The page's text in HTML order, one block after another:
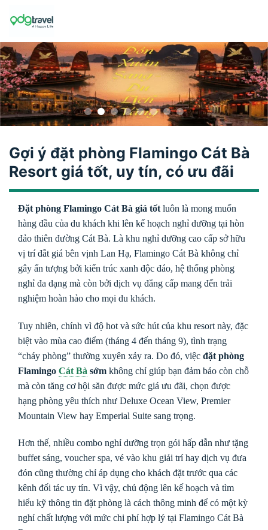
Gợi ý đặt phòng Flamingo Cát Bà
Resort giá tốt, uy tín, có ưu đãi
Đặt phòng Flamingo Cát Bà giá tốt luôn là mong muốn
hàng đầu của du khách khi lên kế hoạch nghỉ dưỡng tại hòn
đảo thiên đường Cát Bà. Là khu nghỉ dưỡng cao cấp sở hữu
vị trí đắt giá bên vịnh Lan Hạ, Flamingo Cát Bà không chỉ
gây ấn tượng bởi kiến trúc xanh độc đáo, hệ thống phòng
nghỉ đa dạng mà còn bởi dịch vụ đẳng cấp mang đến trải
nghiệm hoàn hảo cho mọi du khách.
Tuy nhiên, chính vì độ hot và sức hút của khu resort này, đặc
biệt vào mùa cao điểm (tháng 4 đến tháng 9), tình trạng
“cháy phòng” thường xuyên xảy ra. Do đó, việc đặt phòng
Flamingo Cát Bà sớm không chỉ giúp bạn đảm bảo còn chỗ
mà còn tăng cơ hội săn được mức giá ưu đãi, chọn được
hạng phòng yêu thích như Deluxe Ocean View, Premier
Mountain View hay Emperial Suite sang trọng.
Hơn thế, nhiều combo nghỉ dưỡng trọn gói hấp dẫn như tặng
buffet sáng, voucher spa, vé vào khu giải trí hay dịch vụ đưa
đón cũng thường chỉ áp dụng cho khách đặt trước qua các
kênh đối tác uy tín. Vì vậy, chủ động lên kế hoạch và tìm
hiểu kỹ thông tin đặt phòng là cách thông minh để có một kỳ
nghỉ chất lượng với mức chi phí hợp lý tại Flamingo Cát Bà